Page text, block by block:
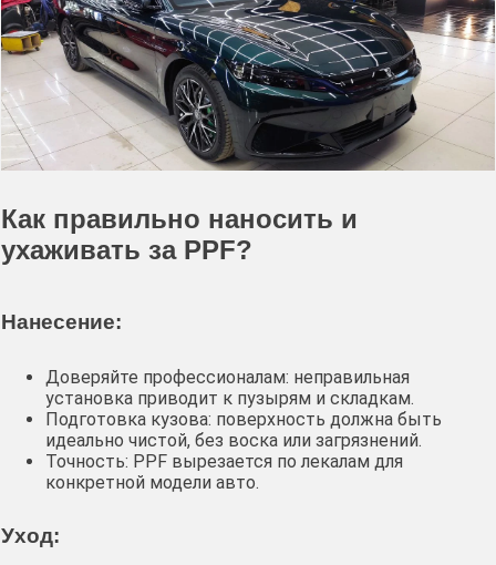
Как правильно наносить и
ухаживать за PPF?
Нанесение:
Доверяйте профессионалам: неправильная
установка приводит к пузырям и складкам.
Подготовка кузова: поверхность должна быть
идеально чистой, без воска или загрязнений.
Точность: PPF вырезается по лекалам для
конкретной модели авто.
Уход: